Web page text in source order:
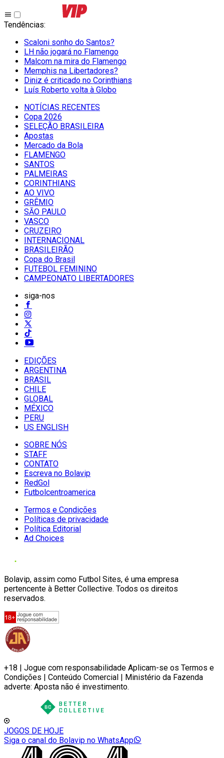
Tendências:
Scaloni sonho do Santos?
LH não jogará no Flamengo
Malcom na mira do Flamengo
Memphis na Libertadores?
Diniz é criticado no Corinthians
Luís Roberto volta à Globo
NOTÍCIAS RECENTES
Copa 2026
SELEÇÃO BRASILEIRA
Apostas
Mercado da Bola
FLAMENGO
SANTOS
PALMEIRAS
CORINTHIANS
AO VIVO
GRÊMIO
SĀO PAULO
VASCO
CRUZEIRO
INTERNACIONAL
BRASILEIRÃO
Copa do Brasil
FUTEBOL FEMININO
CAMPEONATO LIBERTADORES
siga-nos
EDIÇÕES
ARGENTINA
BRASIL
CHILE
GLOBAL
MÉXICO
PERU
US ENGLISH
SOBRE NÓS
STAFF
CONTATO
Escreva no Bolavip
RedGol
Futbolcentroamerica
Termos e Condições
Políticas de privacidade
Política Editorial
Ad Choices
Bolavip, assim como Futbol Sites, é uma empresa
pertencente à Better Collective. Todos os direitos
reservados.
+18 | Jogue com responsabilidade Aplicam-se os Termos e
Condições | Conteúdo Comercial | Ministério da Fazenda
adverte: Aposta não é investimento.
JOGOS DE HOJE
Siga o canal do Bolavip no WhatsApp